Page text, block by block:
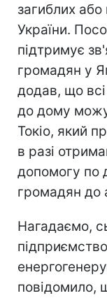
загиблих
України.
підтримує
громадян у
додав, що всі
до дому
Токіо, який
в разі
допомогу по
громадян до
Нагадаємо,
повідомило,